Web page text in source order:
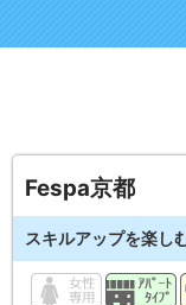
Fespa京都
スキルアップを楽し